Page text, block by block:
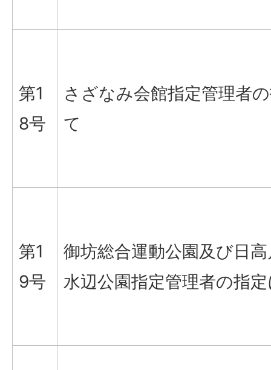
第1
8号
さざなみ会館指定管理者
て
第1
9号
御坊総合運動公園及び日
水辺公園指定管理者の指